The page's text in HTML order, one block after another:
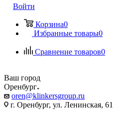
Войти
Корзина0
Избранные товары0
Сравнение товаров0
Ваш город
Оренбург
oren@klinkersgroup.ru
г. Оренбург, ул. Ленинская, 61